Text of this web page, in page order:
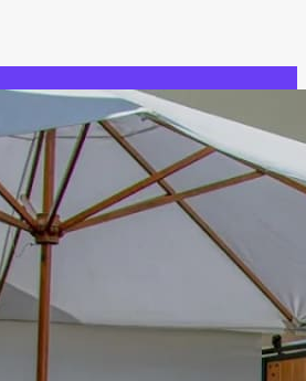
Considerada
de la región, este exclusivo
histórica de sus instalaciones,
único para bodas, aniversarios,
inolvidables. La hacienda
casa del siglo XIX con patio
sofisticada y romántica
a familiares y amigos. En Ex-
la historia y la elegancia se unen
memorables en un entorno
Leer más